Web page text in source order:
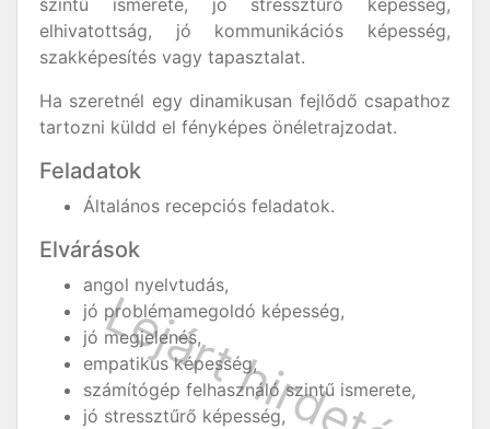
szintű ismerete, jó stressztűrő képesség,
elhivatottság, jó kommunikációs képesség,
szakképesítés vagy tapasztalat.
Ha szeretnél egy dinamikusan fejlődő csapathoz
tartozni küldd el fényképes önéletrajzodat.
Feladatok
Általános recepciós feladatok.
Elvárások
angol nyelvtudás,
jó problémamegoldó képesség,
jó megjelenés,
empatikus képesség,
számítógép felhasználó szintű ismerete,
jó stressztűrő képesség,